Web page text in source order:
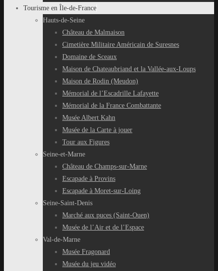
Tourisme en Île-de-France
Hauts-de-Seine
Château de Malmaison
Cimetière Militaire Américain de Suresnes
Domaine de Sceaux
Maison de Chateaubriand et la Vallée-aux-Loups
Maison de Rodin (Meudon)
Mémorial de l’Escadrille Lafayette
Mémorial de la France Combattante
Musée Albert Kahn
Musée de la Carte à jouer
Tour aux Figures
Seine-et-Marne
Château de Champs-sur-Marne
Escapade à Provins
Escapade à Moret-sur-Loing
Seine-Saint-Denis
Marché aux puces (Saint-Ouen)
Musée de l’Air et de l’Espace
Val-de-Marne
Musée Fragonard
Musée du jeu vidéo